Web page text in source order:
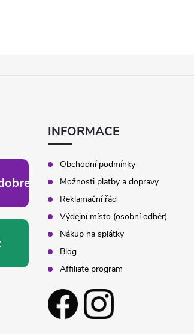
INFORMACE
Obchodní podmínky
Možnosti platby a dopravy
Reklamační řád
Výdejní místo (osobní odběr)
Nákup na splátky
Blog
Affiliate program